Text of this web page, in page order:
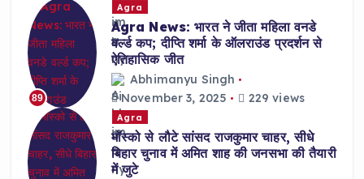
89
Agra
Agra News: भारत ने जीता महिला वनडे
वर्ल्ड कप; दीप्ति शर्मा के ऑलराउंड प्रदर्शन से
ऐतिहासिक जीत
Abhimanyu Singh
November 3, 2025
229 views
Agra
मॉस्को से लौटे सांसद राजकुमार चाहर, सीधे
बिहार चुनाव में अमित शाह की जनसभा की तैयारी
में जुटे